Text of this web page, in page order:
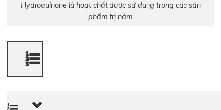
Hydroquinone là hoạt chất được sử dụng trong các sản
phẩm trị nám